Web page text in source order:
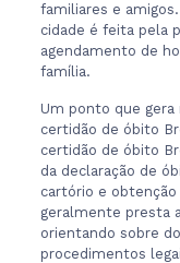
familiares e
cidade é feita pela
agendamento de
família.
Um ponto que gera
certidão de óbito
certidão de óbito
da declaração de
cartório e
geralmente presta
orientando sobre
procedimentos